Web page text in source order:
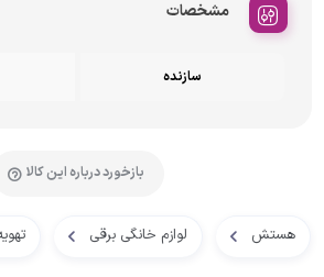
مشخصات
سازنده
بازخورد درباره این کالا
هستش لوازم خانگی برقی